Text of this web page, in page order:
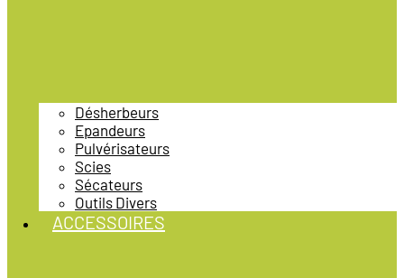
Désherbeurs
Epandeurs
Pulvérisateurs
Scies
Sécateurs
Outils Divers
ACCESSOIRES